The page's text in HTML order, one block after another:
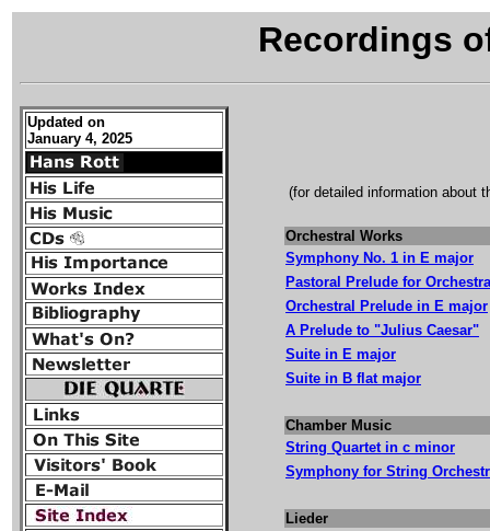
Recordings
Updated on
January 4, 2025
(for detailed information about
Orchestral Works
Symphony No. 1 in E major
Pastoral Prelude for Orchestra
Orchestral Prelude in E major
A Prelude to "Julius Caesar"
Suite in E major
Suite in B flat major
Chamber Music
String Quartet in c minor
Symphony for String
Lieder